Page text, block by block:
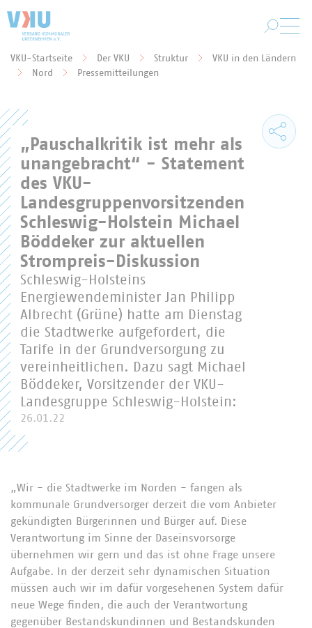
Sie befinden sich hier:
VKU-Startseite Der VKU Struktur
VKU in den Ländern
Nord
Pressemitteilungen
„Pauschalkritik ist mehr als
unangebracht“ - Statement
des VKU-
Landesgruppenvorsitzenden
Schleswig-Holstein Michael
Böddeker zur aktuellen
Strompreis-Diskussion
Schleswig-Holsteins
Energiewendeminister Jan Philipp
Albrecht (Grüne) hatte am Dienstag
die Stadtwerke aufgefordert, die
Tarife in der Grundversorgung zu
vereinheitlichen. Dazu sagt Michael
Böddeker, Vorsitzender der VKU-
Landesgruppe Schleswig-Holstein:
26.01.22
„Wir - die Stadtwerke im Norden - fangen als
kommunale Grundversorger derzeit die vom Anbieter
gekündigten Bürgerinnen und Bürger auf. Diese
Verantwortung im Sinne der Daseinsvorsorge
übernehmen wir gern und das ist ohne Frage unsere
Aufgabe. In der derzeit sehr dynamischen Situation
müssen auch wir im dafür vorgesehenen System dafür
neue Wege finden, die auch der Verantwortung
gegenüber Bestandskundinnen und Bestandskunden